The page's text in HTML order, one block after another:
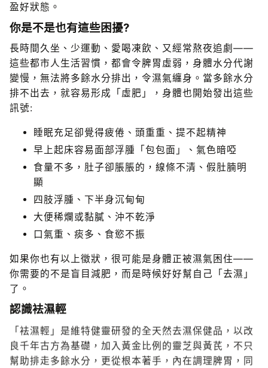
盈好狀態。
你是不是也有這些困擾?
長時間久坐、少運動、愛喝凍飲、又經常熬夜追劇——
這些都市人生活習慣，都會令脾胃虛弱，身體水分代謝
變慢，無法將多餘水分排出，令濕氣纏身。當多餘水分
排不出去，就容易形成「虛肥」，身體也開始發出這些
訊號:
睡眠充足卻覺得疲倦、頭重重、提不起精神
早上起床容易面部浮腫「包包面」、氣色暗啞
食量不多，肚子卻脹脹的，線條不清、假肚腩明
顯
四肢浮腫、下半身沉甸甸
大便稀爛或黏膩、沖不乾淨
口氣重、痰多、食慾不振
如果你也有以上徵狀，很可能是身體正被濕氣困住——
你需要的不是盲目減肥，而是時候好好幫自己「去濕」
了。
認識袪濕輕
「袪濕輕」是維特健靈研發的全天然去濕保健品，以改
良千年古方為基礎，加入黃金比例的靈芝與黃芪，不只
幫助排走多餘水分，更從根本著手，內在調理脾胃，同